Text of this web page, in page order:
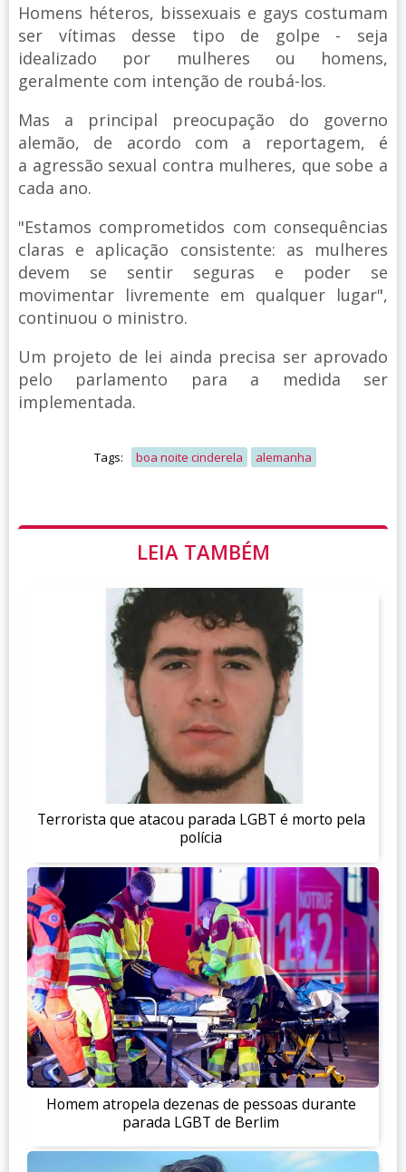
Homens héteros, bissexuais e gays costumam
ser vítimas desse tipo de golpe - seja
idealizado por mulheres ou homens,
geralmente com intenção de roubá-los.
Mas a principal preocupação do governo
alemão, de acordo com a reportagem, é
a agressão sexual contra mulheres, que sobe a
cada ano.
"Estamos comprometidos com consequências
claras e aplicação consistente: as mulheres
devem se sentir seguras e poder se
movimentar livremente em qualquer lugar",
continuou o ministro.
Um projeto de lei ainda precisa ser aprovado
pelo parlamento para a medida ser
implementada.
Tags: boa noite cinderela alemanha
LEIA TAMBÉM
Terrorista que atacou parada LGBT é morto pela
polícia
Homem atropela dezenas de pessoas durante
parada LGBT de Berlim